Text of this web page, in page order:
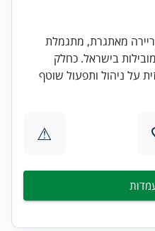
מאתגרת, מתגמלת
בישראל. כחלק
על ניהול ותפעול שוטף
⚠